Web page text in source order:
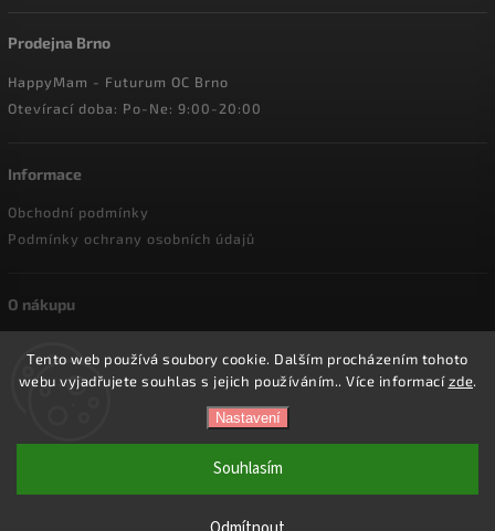
Tento web používá soubory cookie. Dalším procházením tohoto
webu vyjadřujete souhlas s jejich používáním.. Více informacízde.
Nastavení
Souhlasím
Prodejna Brno
HappyMam - Futurum OC Brno
Otevírací doba: Po-Ne: 9:00-20:00
Informace
Obchodní podmínky
Podmínky ochrany osobních údajů
O nákupu
Reklamace a vrácení zboží